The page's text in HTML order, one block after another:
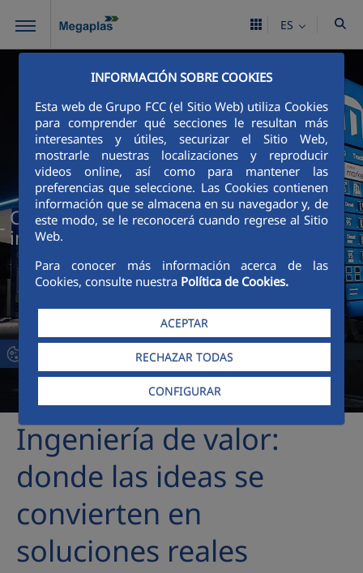
Saltar al contenido principal
INFORMACIÓN SOBRE COOKIES
Esta web de Grupo FCC (el Sitio Web) utiliza Cookies
para comprender qué secciones le resultan más
interesantes y útiles, securizar el Sitio Web,
mostrarle nuestras localizaciones y reproducir
videos online, así como para mantener las
preferencias que seleccione. Las Cookies contienen
información que se almacena en su navegador y, de
este modo, se le reconocerá cuando regrese al Sitio
Web.
Para conocer más información acerca de las
Cookies, consulte nuestra Política de Cookies.
ACEPTAR
RECHAZAR TODAS
CONFIGURAR
ES
Cuando el diseño se convierte en
ingeniería inteligente
Ingeniería de valor:
donde las ideas se
convierten en
soluciones reales